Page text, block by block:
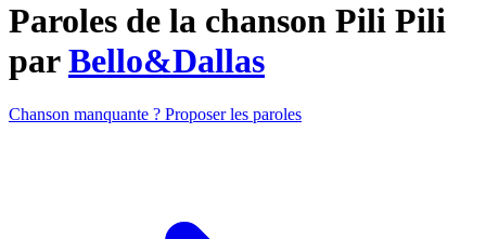
Paroles de la chanson Pili Pili
parBello&Dallas
Chanson manquante ? Proposer les paroles